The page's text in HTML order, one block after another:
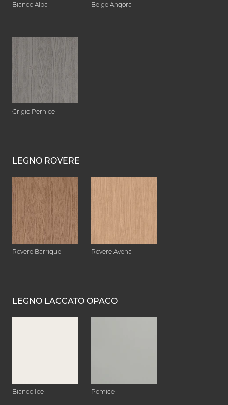
Bianco Alba Beige Angora
Grigio Pernice
LEGNO ROVERE
Rovere Barrique Rovere Avena
LEGNO LACCATO OPACO
Bianco Ice Pomice